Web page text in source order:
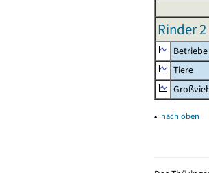
Rinder
Betriebe
Tiere
▴ nach oben